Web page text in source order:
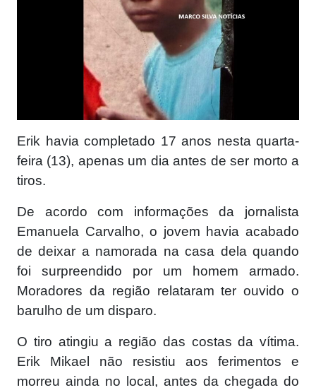
Erik havia completado 17 anos nesta quarta-
feira (13), apenas um dia antes de ser morto a
tiros.
De acordo com informações da jornalista
Emanuela Carvalho, o jovem havia acabado
de deixar a namorada na casa dela quando
foi surpreendido por um homem armado.
Moradores da região relataram ter ouvido o
barulho de um disparo.
O tiro atingiu a região das costas da vítima.
Erik Mikael não resistiu aos ferimentos e
morreu ainda no local, antes da chegada do